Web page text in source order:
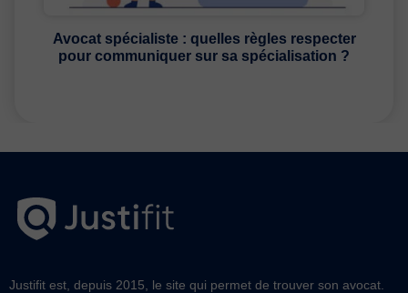
Avocat spécialiste : quelles règles respecter
pour communiquer sur sa spécialisation ?
Justifit est, depuis 2015, le site qui permet de trouver son avocat.